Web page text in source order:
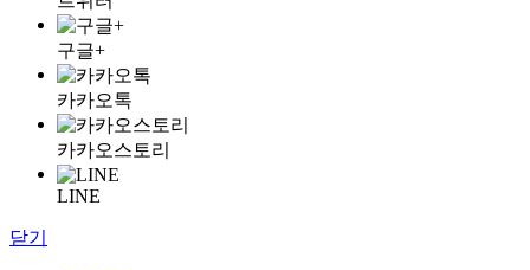
구글+
카카오톡
카카오스토리
LINE
닫기